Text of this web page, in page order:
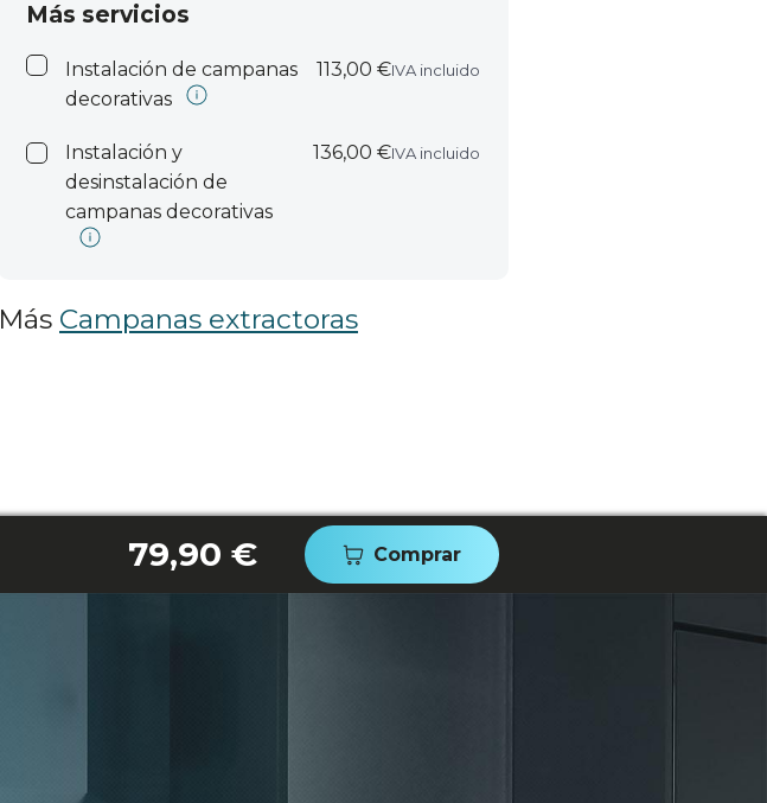
Más servicios
Instalación de campanas
decorativas
113,00 €IVA incluido
Instalación y
desinstalación de
campanas decorativas
136,00 €IVA incluido
Más Campanas extractoras
79,90 € Comprar